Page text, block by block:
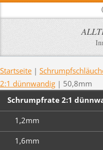
Startseite |
2:1 dünnwandig | 50,8mm
Schrumpfrate 2:1
1,2mm
1,6mm